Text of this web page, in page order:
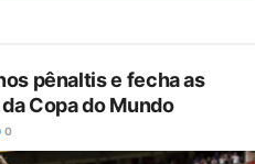
pênaltis e fecha as
Copa do Mundo
0